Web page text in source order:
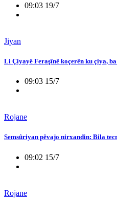
09:03 19/7
Jiyan
Li Çiyayê Feraşînê koçerên ku çiya,
09:03 15/7
Rojane
Semsûriyan pêvajo nirxandin: Bila
09:02 15/7
Rojane